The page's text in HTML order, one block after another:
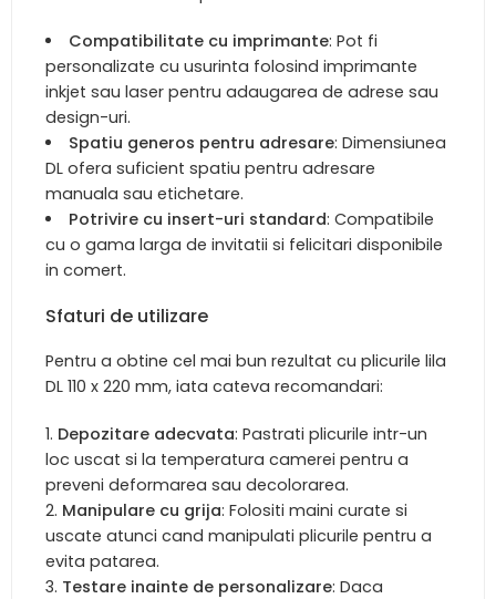
Compatibilitate cu imprimante: Pot fi
personalizate cu usurinta folosind imprimante
inkjet sau laser pentru adaugarea de adrese sau
design-uri.
Spatiu generos pentru adresare: Dimensiunea
DL ofera suficient spatiu pentru adresare
manuala sau etichetare.
Potrivire cu insert-uri standard: Compatibile
cu o gama larga de invitatii si felicitari disponibile
in comert.
Sfaturi de utilizare
Pentru a obtine cel mai bun rezultat cu plicurile lila
DL 110 x 220 mm, iata cateva recomandari:
Depozitare adecvata: Pastrati plicurile intr-un
loc uscat si la temperatura camerei pentru a
preveni deformarea sau decolorarea.
Manipulare cu grija: Folositi maini curate si
uscate atunci cand manipulati plicurile pentru a
evita patarea.
Testare inainte de personalizare: Daca